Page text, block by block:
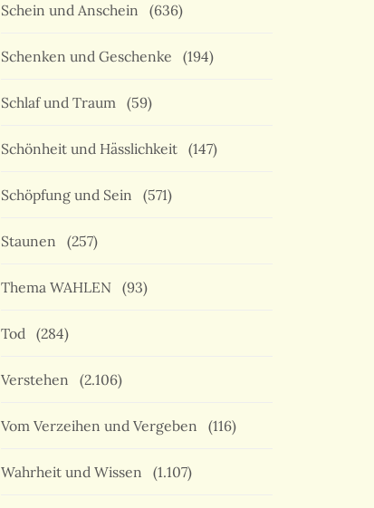
Schein und Anschein (636)
Schenken und Geschenke (194)
Schlaf und Traum (59)
Schönheit und Hässlichkeit (147)
Schöpfung und Sein (571)
Staunen (257)
Thema WAHLEN (93)
Tod (284)
Verstehen (2.106)
Vom Verzeihen und Vergeben (116)
Wahrheit und Wissen (1.107)